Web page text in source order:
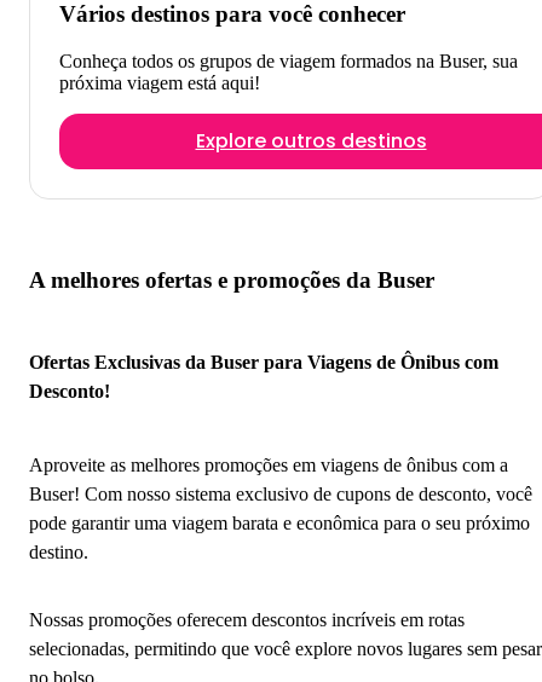
Vários destinos para você conhecer
Conheça todos os grupos de viagem formados na Buser, sua
próxima viagem está aqui!
Explore outros destinos
A melhores ofertas e promoções da Buser
Ofertas Exclusivas da Buser para Viagens de Ônibus com
Desconto!
Aproveite as melhores promoções em viagens de ônibus com a
Buser! Com nosso sistema exclusivo de cupons de desconto, você
pode garantir uma viagem barata e econômica para o seu próximo
destino.
Nossas promoções oferecem descontos incríveis em rotas
selecionadas, permitindo que você explore novos lugares sem pesar